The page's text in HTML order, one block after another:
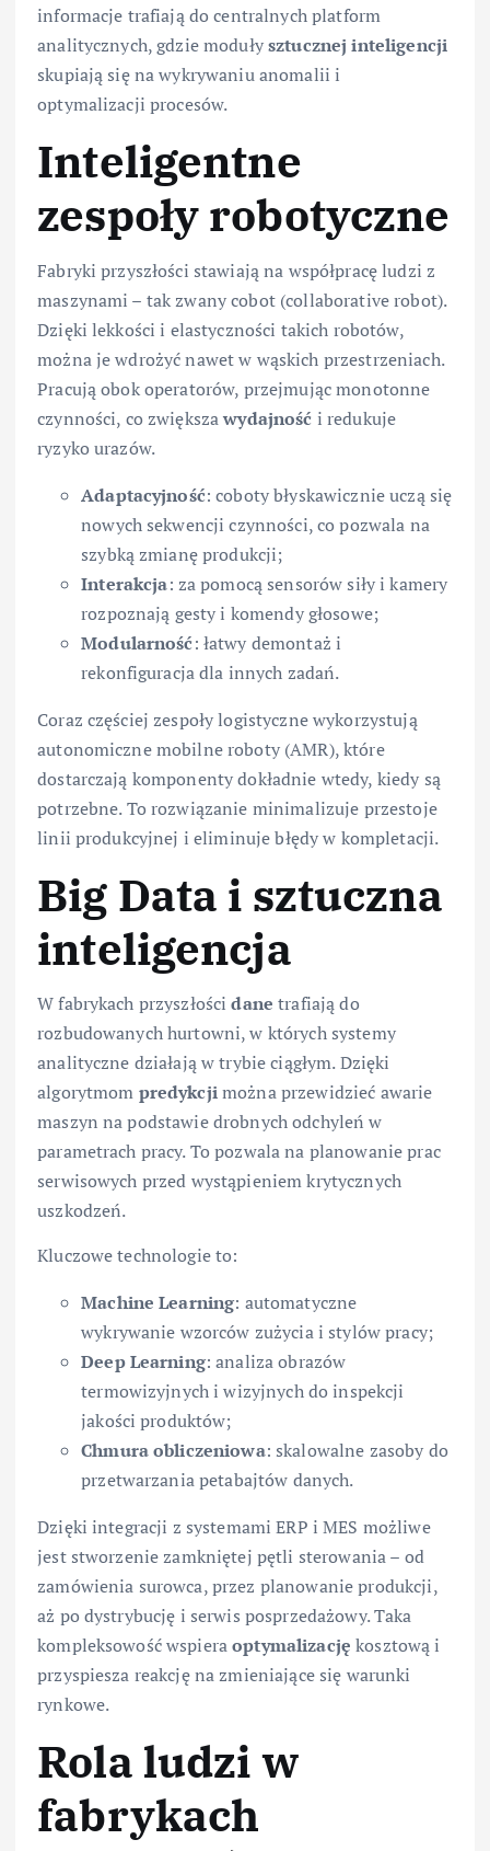
informacje trafiają do centralnych platform
analitycznych, gdzie modułysztucznej inteligencji
skupiają się na wykrywaniu anomalii i
optymalizacji procesów.
Inteligentne
zespoły robotyczne
Fabryki przyszłości stawiają na współpracę ludzi z
maszynami – tak zwany cobot (collaborative robot).
Dzięki lekkości i elastyczności takich robotów,
można je wdrożyć nawet w wąskich przestrzeniach.
Pracują obok operatorów, przejmując monotonne
czynności, co zwiększawydajność i redukuje
ryzyko urazów.
Adaptacyjność: coboty błyskawicznie uczą się
nowych sekwencji czynności, co pozwala na
szybką zmianę produkcji;
Interakcja: za pomocą sensorów siły i kamery
rozpoznają gesty i komendy głosowe;
Modularność: łatwy demontaż i
rekonfiguracja dla innych zadań.
Coraz częściej zespoły logistyczne wykorzystują
autonomiczne mobilne roboty (AMR), które
dostarczają komponenty dokładnie wtedy, kiedy są
potrzebne. To rozwiązanie minimalizuje przestoje
linii produkcyjnej i eliminuje błędy w kompletacji.
Big Data i sztuczna
inteligencja
W fabrykach przyszłościdane trafiają do
rozbudowanych hurtowni, w których systemy
analityczne działają w trybie ciągłym. Dzięki
algorytmom predykcjimożna przewidzieć awarie
maszyn na podstawie drobnych odchyleń w
parametrach pracy. To pozwala na planowanie prac
serwisowych przed wystąpieniem krytycznych
uszkodzeń.
Kluczowe technologie to:
Machine Learning: automatyczne
wykrywanie wzorców zużycia i stylów pracy;
Deep Learning: analiza obrazów
termowizyjnych i wizyjnych do inspekcji
jakości produktów;
Chmura obliczeniowa: skalowalne zasoby do
przetwarzania petabajtów danych.
Dzięki integracji z systemami ERP i MES możliwe
jest stworzenie zamkniętej pętli sterowania – od
zamówienia surowca, przez planowanie produkcji,
aż po dystrybucję i serwis posprzedażowy. Taka
kompleksowość wspieraoptymalizację kosztową i
przyspiesza reakcję na zmieniające się warunki
rynkowe.
Rola ludzi w
fabrykach